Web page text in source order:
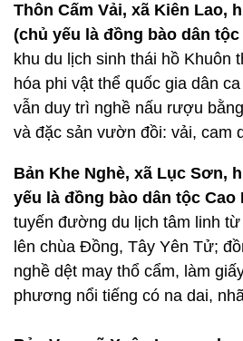
Thôn Cấm Vải, xã Kiên Lao,
(chủ yếu là đồng bào dân tộc
khu du lịch sinh thái hồ Khuôn
hóa phi vật thể quốc gia dân
vẫn duy trì nghề nấu rượu
và đặc sản vườn đồi: vải, cam
Bản Khe Nghè, xã Lục Sơn,
yếu là đồng bào dân tộc Cao
tuyến đường du lịch tâm linh
lên chùa Đồng, Tây Yên Tử;
nghề dệt may thổ cẩm, làm
phương nổi tiếng có na dai,